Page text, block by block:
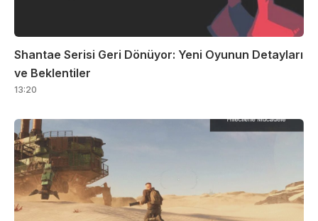
Shantae Serisi Geri Dönüyor: Yeni Oyunun Detayları
ve Beklentiler
13:20